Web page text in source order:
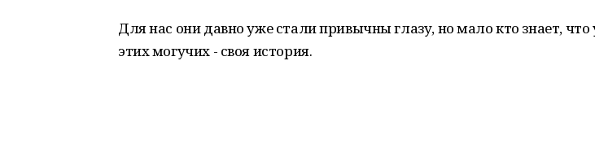
Для нас они давно уже стали привычны глазу, но мало кто знает, что
этих могучих - своя история.